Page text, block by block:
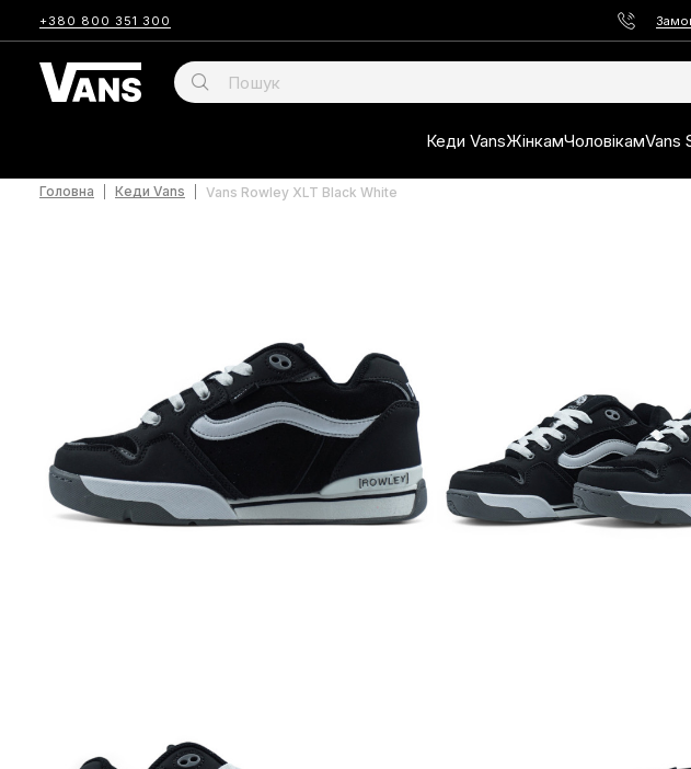
+380 800 351 300
Кеди VansЖінкамЧоловікамVans
Головна Кеди Vans Vans Rowley XLT Black White